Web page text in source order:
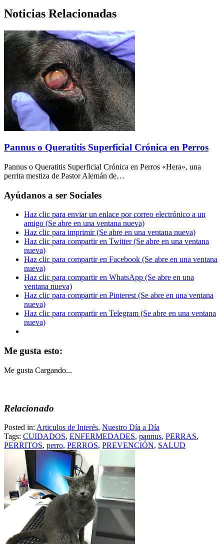
Noticias Relacionadas
Pannus o Queratitis Superficial Crónica en Perros
Pannus o Queratitis Superficial Crónica en Perros «Hera», una
perrita mestiza de Pastor Alemán de…
Ayúdanos a ser Sociales
Haz clic para enviar un enlace por correo electrónico a un
amigo (Se abre en una ventana nueva)
Haz clic para imprimir (Se abre en una ventana nueva)
Haz clic para compartir en Twitter (Se abre en una ventana
nueva)
Haz clic para compartir en Facebook (Se abre en una ventana
nueva)
Haz clic para compartir en WhatsApp (Se abre en una
ventana nueva)
Haz clic para compartir en Pinterest (Se abre en una ventana
nueva)
Haz clic para compartir en Telegram (Se abre en una ventana
nueva)
Me gusta esto:
Me gusta Cargando...
Relacionado
Posted in: Articulos de Interés, Nuestro Día a Día
Tags: CUIDADOS, ENFERMEDADES, pannus, PERRAS,
PERRITOS, perro, PERROS, PREVENCIÓN, SALUD